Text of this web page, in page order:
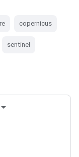
copernicus
sentinel